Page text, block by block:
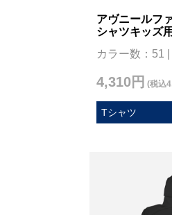
アヴニールフ
シャツキッズ用
カラー数：51
Tシャツ
4,310円 (税込